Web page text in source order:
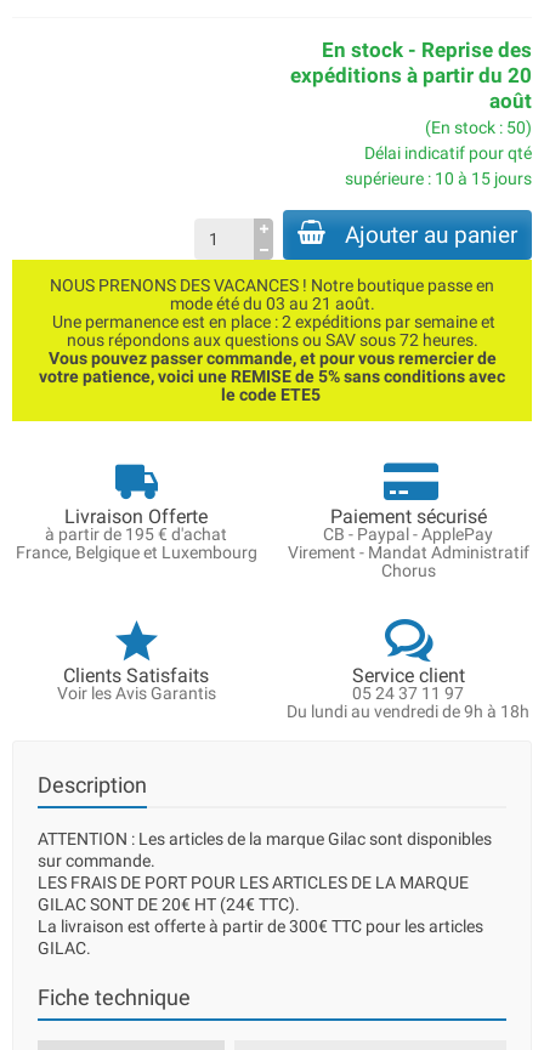
En stock - Reprise des
expéditions à partir du 20
août
(En stock : 50)
Délai indicatif pour qté
supérieure : 10 à 15 jours
Ajouter au panier
NOUS PRENONS DES VACANCES ! Notre boutique passe en
mode été du 03 au 21 août.
Une permanence est en place : 2 expéditions par semaine et
nous répondons aux questions ou SAV sous 72 heures.
Vous pouvez passer commande, et pour vous remercier de
votre patience, voici une REMISE de 5% sans conditions avec
le code ETE5
Livraison Offerte
à partir de 195 € d'achat
France, Belgique et Luxembourg
Paiement sécurisé
CB - Paypal - ApplePay
Virement - Mandat Administratif
Chorus
Clients Satisfaits
Voir les Avis Garantis
Service client
05 24 37 11 97
Du lundi au vendredi de 9h à 18h
Description
ATTENTION : Les articles de la marque Gilac sont disponibles
sur commande.
LES FRAIS DE PORT POUR LES ARTICLES DE LA MARQUE
GILAC SONT DE 20€ HT (24€ TTC).
La livraison est offerte à partir de 300€ TTC pour les articles
GILAC.
Fiche technique